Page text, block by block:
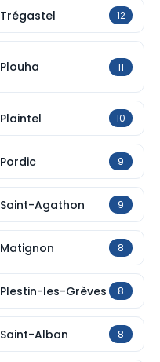
Trégastel 12
Plouha 11
Plaintel 10
Pordic 9
Saint-Agathon 9
Matignon 8
Plestin-les-Grèves 8
Saint-Alban 8